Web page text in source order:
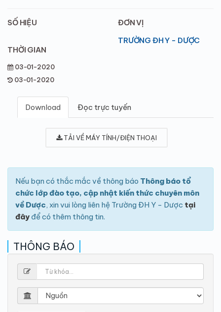
SỐ HIỆU
ĐƠN VỊ
TRƯỜNG ĐH Y - DƯỢC
THỜI GIAN
03-01-2020
03-01-2020
Download Đọc trực tuyến
TẢI VỀ MÁY TÍNH/ĐIỆN THOẠI
Nếu bạn có thắc mắc về thông báo Thông báo tổ
chức lớp đào tạo, cập nhật kiến thức chuyên môn
về Dược, xin vui lòng liên hệ Trường ĐH Y - Dược tại
đây để có thêm thông tin.
THÔNG BÁO